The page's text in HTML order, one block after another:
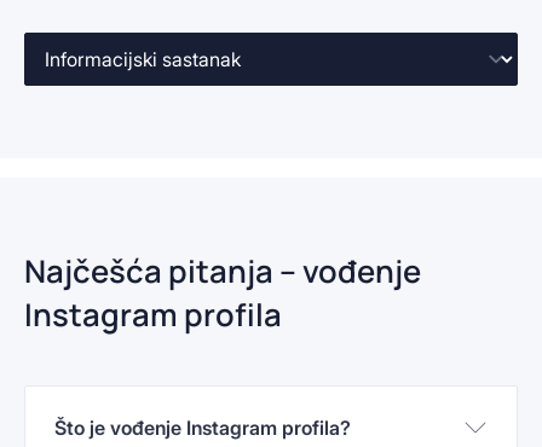
Najčešća pitanja – vođenje
Instagram profila
Što je vođenje Instagram profila?